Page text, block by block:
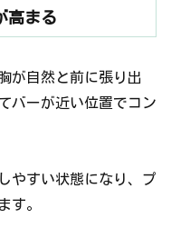
高まる
が自然と前に張り出
バーが近い位置でコン
やすい状態になり、プ
す。